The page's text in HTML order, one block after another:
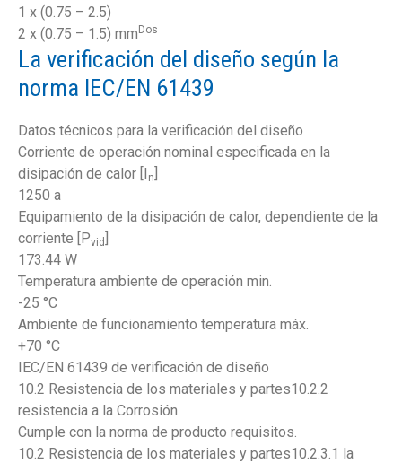
1 x (0.75 – 2.5)
2 x (0.75 – 1.5) mm Dos
La verificación del diseño según la
norma IEC/EN 61439
Datos técnicos para la verificación del diseño
Corriente de operación nominal especificada en la
disipación de calor [I n
1250 a
Equipamiento de la disipación de calor, dependiente de la
corriente [Pvid
173.44 W
Temperatura ambiente de operación min.
-25 °C
Ambiente de funcionamiento temperatura máx.
+70 °C
IEC/EN 61439 de verificación de diseño
10.2 Resistencia de los materiales y partes10.2.2
resistencia a la Corrosión
Cumple con la norma de producto requisitos.
10.2 Resistencia de los materiales y partes10.2.3.1 la